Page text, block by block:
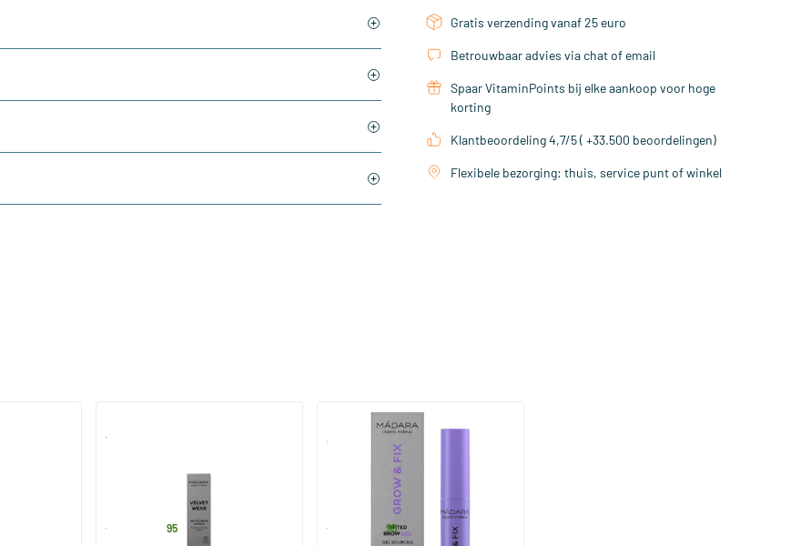
Gratis verzending vanaf 25 euro
Betrouwbaar advies via chat of email
Spaar VitaminPoints bij elke aankoop voor hoge
korting
Klantbeoordeling 4,7/5 ( +33.500 beoordelingen)
Flexibele bezorging: thuis, service punt of winkel
Velvet Wear Matte Cream
vanaf 95
(1)
Grow & Fix Tinted Grow Gel
vanaf .95